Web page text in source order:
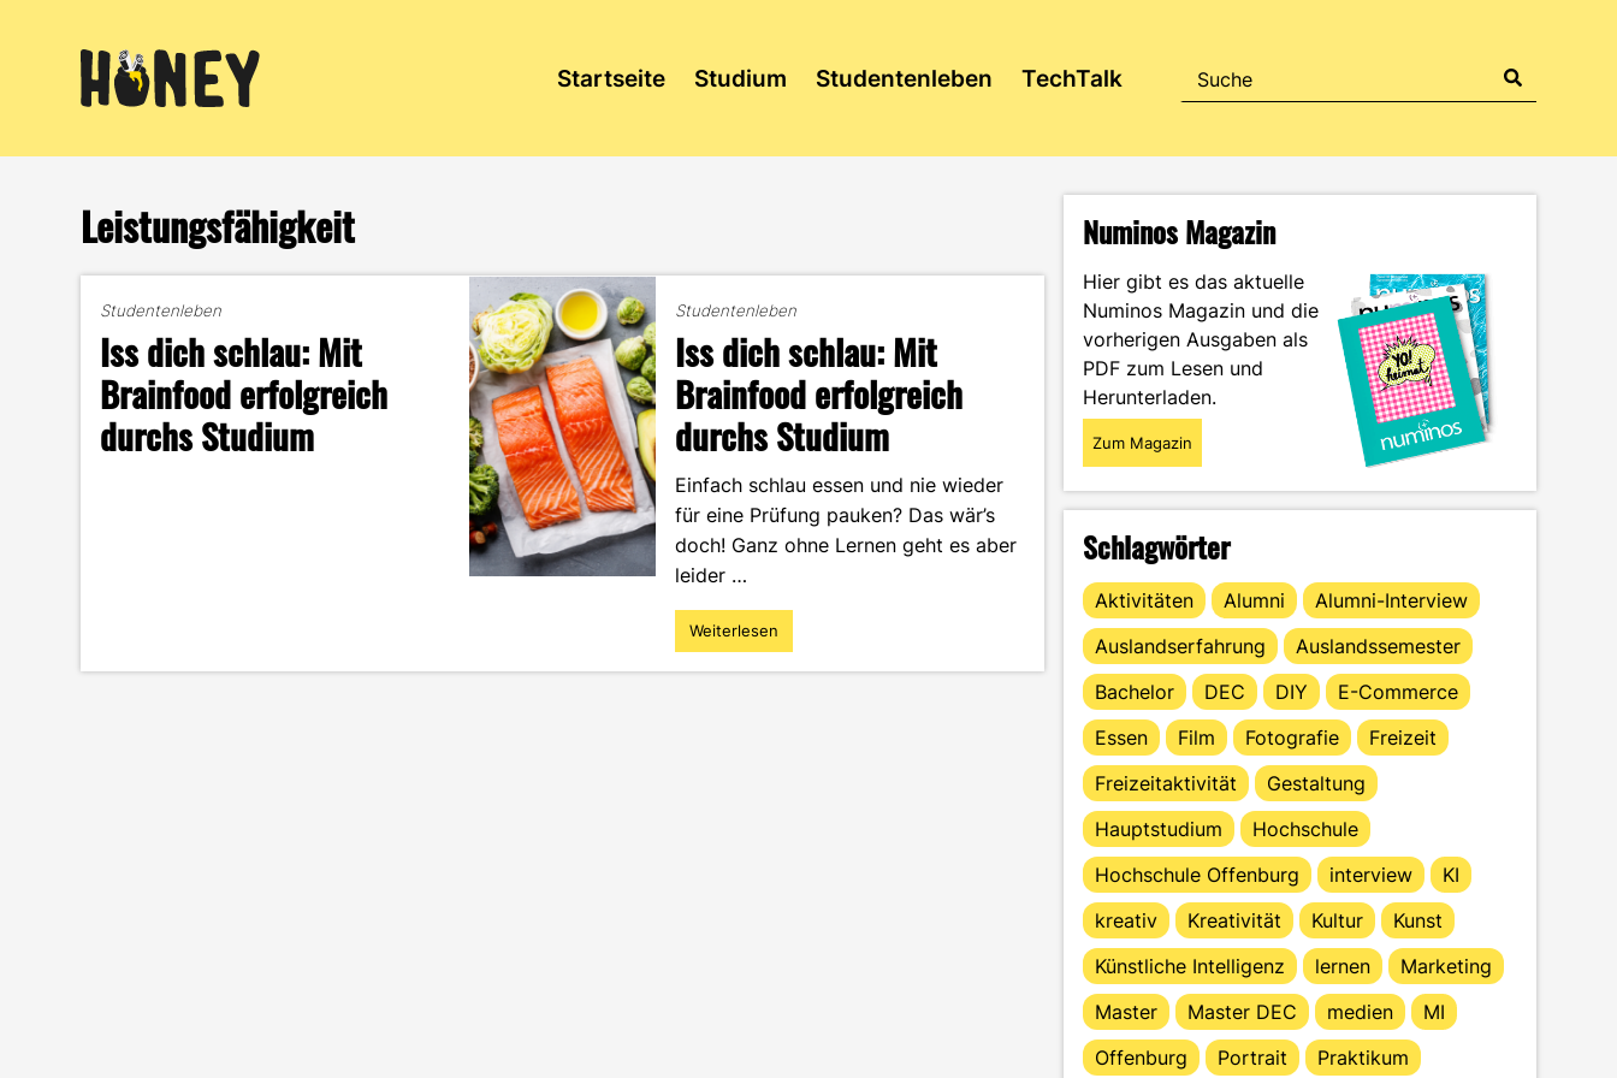
Startseite Studium Studentenleben TechTalk
Leistungsfähigkeit
Studentenleben
Iss dich schlau: Mit
Brainfood erfolgreich
durchs Studium
Studentenleben
Iss dich schlau: Mit
Brainfood erfolgreich
durchs Studium
Einfach schlau essen und nie wieder
für eine Prüfung pauken? Das wär’s
doch! Ganz ohne Lernen geht es aber
leider …
"Iss
dich
Weiterlesen
Numinos Magazin
Hier gibt es das aktuelle
Numinos Magazin und die
vorherigen Ausgaben als
PDF zum Lesen und
Herunterladen.
Zum Magazin
Schlagwörter
Aktivitäten Alumni
Alumni-Interview
Auslandserfahrung
Auslandssemester
Bachelor
DEC DIY
E-Commerce
Essen
Film Fotografie
Freizeit
Freizeitaktivität
Gestaltung
Hauptstudium
Hochschule
Hochschule Offenburg
interview
KI
kreativ
Kreativität Kultur
Kunst
Künstliche Intelligenz
lernen
Marketing
Master
Master DEC medien
MI
Offenburg
Portrait
Praktikum